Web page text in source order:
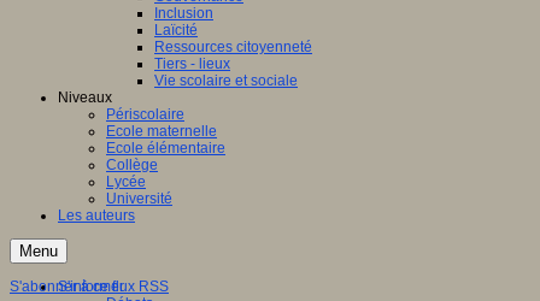
Inclusion
Laïcité
Ressources citoyenneté
Tiers - lieux
Vie scolaire et sociale
Niveaux
Périscolaire
Ecole maternelle
Ecole élémentaire
Collège
Lycée
Université
Les auteurs
Menu
S'informer
S'abonner à ce flux RSS